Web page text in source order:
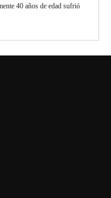
40 años de edad sufrió